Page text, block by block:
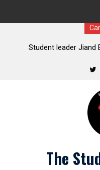
Student leader Jiand
The